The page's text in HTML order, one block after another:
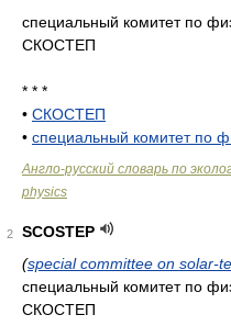
специальный комитет по
СКОСТЕП
* * *
• СКОСТЕП
• специальный комитет по
Англо-русский словарь по
physics
2
SCOSTEP
(special committee on solar-
специальный комитет по
СКОСТЕП